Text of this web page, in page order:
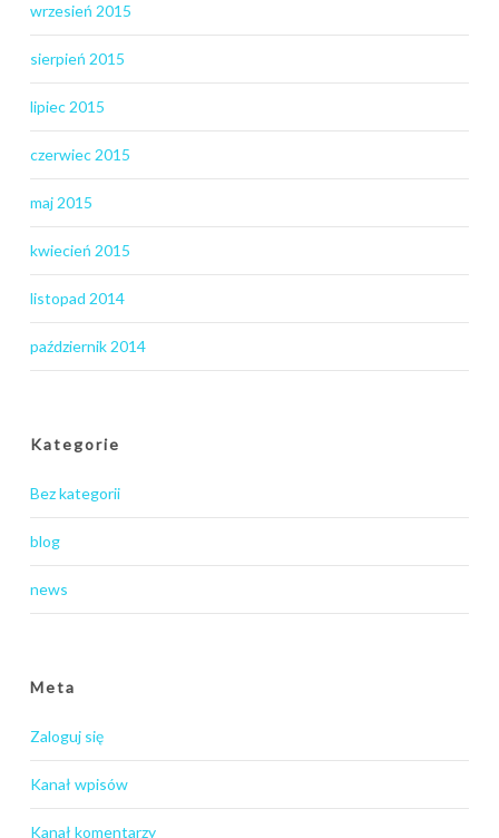
wrzesień 2015
sierpień 2015
lipiec 2015
czerwiec 2015
maj 2015
kwiecień 2015
listopad 2014
październik 2014
Kategorie
Bez kategorii
blog
news
Meta
Zaloguj się
Kanał wpisów
Kanał komentarzy